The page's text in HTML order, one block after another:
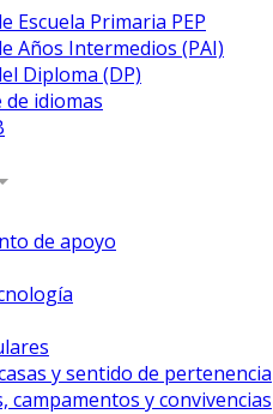
Escuela Primaria PEP
Años Intermedios (PAI)
Diploma (DP)
idiomas
de apoyo
y sentido de pertenencia
campamentos y convivencias